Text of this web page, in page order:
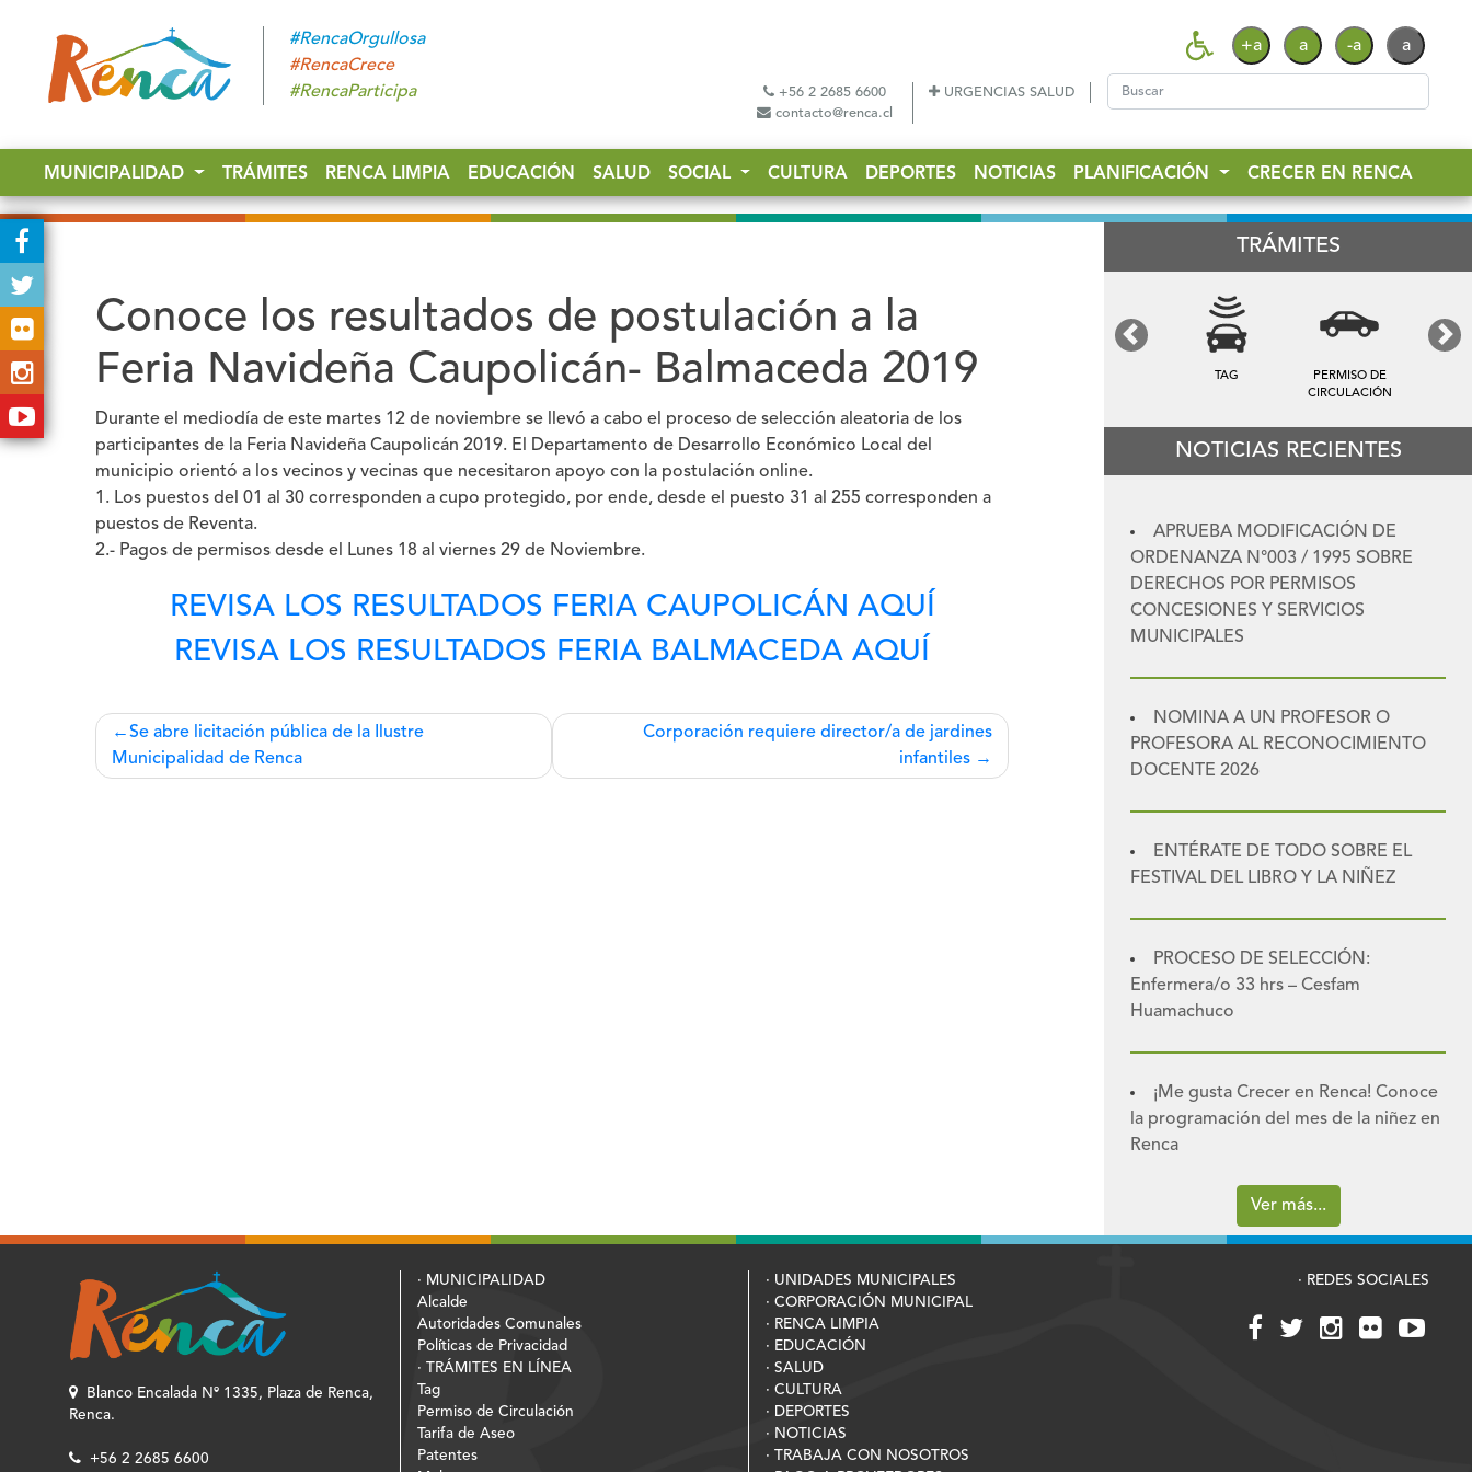
#RencaOrgullosa
#RencaCrece
#RencaParticipa
+a a -a a
+56 2 2685 6600
contacto@renca.cl
URGENCIAS SALUD
MUNICIPALIDAD TRÁMITES RENCA LIMPIA EDUCACIÓN SALUD SOCIAL CULTURA DEPORTES NOTICIAS PLANIFICACIÓN CRECER EN RENCA
Conoce los resultados de postulación a la
Feria Navideña Caupolicán- Balmaceda 2019
Durante el mediodía de este martes 12 de noviembre se llevó a cabo el proceso de selección aleatoria de los
participantes de la Feria Navideña Caupolicán 2019. El Departamento de Desarrollo Económico Local del
municipio orientó a los vecinos y vecinas que necesitaron apoyo con la postulación online.
1. Los puestos del 01 al 30 corresponden a cupo protegido, por ende, desde el puesto 31 al 255 corresponden a
puestos de Reventa.
2.- Pagos de permisos desde el Lunes 18 al viernes 29 de Noviembre.
REVISA LOS RESULTADOS FERIA CAUPOLICÁN AQUÍ
REVISA LOS RESULTADOS FERIA BALMACEDA AQUÍ
Navegación
de
Se abre licitación pública de la Ilustre
Municipalidad de Renca
Corporación requiere director/a de jardines
infantiles
TRÁMITES
TAG
PERMISO DE
CIRCULACIÓN
Previous Next
NOTICIAS RECIENTES
APRUEBA MODIFICACIÓN DE
ORDENANZA N°003 / 1995 SOBRE
DERECHOS POR PERMISOS
CONCESIONES Y SERVICIOS
MUNICIPALES
NOMINA A UN PROFESOR O
PROFESORA AL RECONOCIMIENTO
DOCENTE 2026
ENTÉRATE DE TODO SOBRE EL
FESTIVAL DEL LIBRO Y LA NIÑEZ
PROCESO DE SELECCIÓN:
Enfermera/o 33 hrs – Cesfam
Huamachuco
¡Me gusta Crecer en Renca! Conoce
la programación del mes de la niñez en
Renca
Ver más...
Blanco Encalada Nº 1335, Plaza de Renca,
Renca.
+56 2 2685 6600
· MUNICIPALIDAD
Alcalde
Autoridades Comunales
Políticas de Privacidad
· TRÁMITES EN LÍNEA
Tag
Permiso de Circulación
Tarifa de Aseo
Patentes
· UNIDADES MUNICIPALES
· CORPORACIÓN MUNICIPAL
· RENCA LIMPIA
· EDUCACIÓN
· SALUD
· CULTURA
· DEPORTES
· NOTICIAS
· TRABAJA CON NOSOTROS
· REDES SOCIALES